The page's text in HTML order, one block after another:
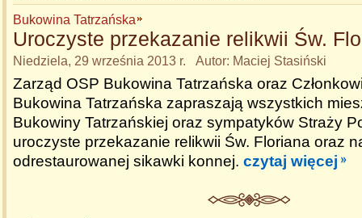
Bukowina Tatrzańska
Uroczyste przekazanie relikwii Św.
Niedziela, 29 września 2013 r. Autor: Maciej Stasiński
Zarząd OSP Bukowina Tatrzańska oraz
Bukowina Tatrzańska zapraszają wszystkich
Bukowiny Tatrzańskiej oraz sympatyków Straży
uroczyste przekazanie relikwii Św. Floriana oraz
odrestaurowanej sikawki konnej. czytaj więcej